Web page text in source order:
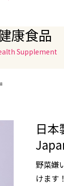
康食品
Supplement
日
野菜嫌
けます！